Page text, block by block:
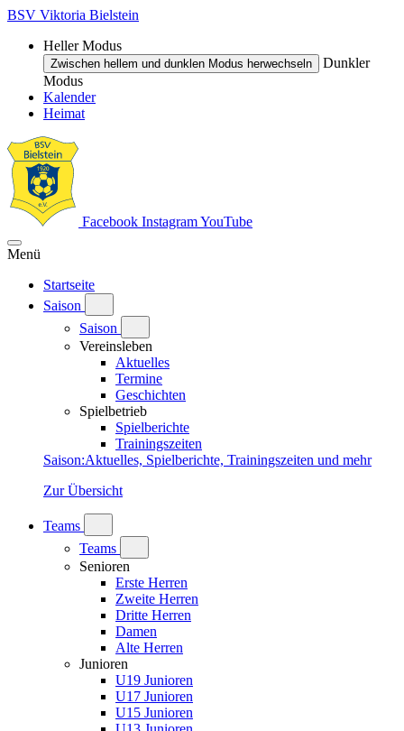
BSV Viktoria Bielstein
Heller Modus
Zwischen hellem und dunklen Modus herwechseln
Dunkler
Modus
Kalender
Heimat
Facebook InstagramYouTube
Menü
Startseite
Saison
Saison
Vereinsleben
Aktuelles
Termine
Geschichten
Spielbetrieb
Spielberichte
Trainingszeiten
Saison:Aktuelles, Spielberichte, Trainingszeiten und mehr
Zur Übersicht
Teams
Teams
Senioren
Erste Herren
Zweite Herren
Dritte Herren
Damen
Alte Herren
Junioren
U19 Junioren
U17 Junioren
U15 Junioren